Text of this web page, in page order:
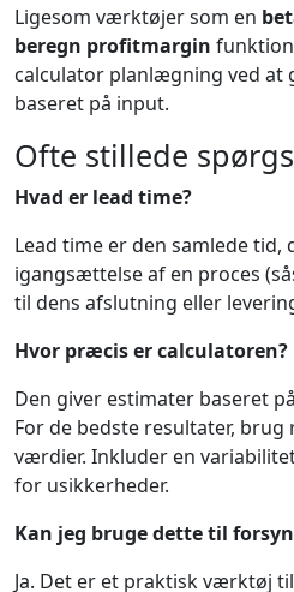
Ligesom værktøjer som en
beregn profitmargin
calculator planlægning ved at
baseret på input.
Ofte stillede
Hvad er lead time?
Lead time er den samlede tid,
igangsættelse af en proces
til dens afslutning eller
Hvor præcis er calculatoren?
Den giver estimater baseret
For de bedste resultater,
værdier. Inkluder en
for usikkerheder.
Kan jeg bruge dette til
Ja. Det er et praktisk værktøj